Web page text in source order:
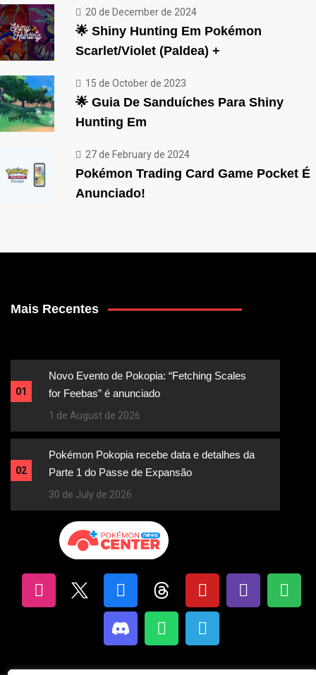
20 de December de 2024
🌟 Shiny Hunting Em Pokémon
Scarlet/Violet (Paldea) +
15 de October de 2023
🌟 Guia De Sanduíches Para Shiny
Hunting Em
27 de February de 2024
Pokémon Trading Card Game Pocket É
Anunciado!
Mais Recentes
01
Novo Evento de Pokopia: “Fetching Scales
for Feebas” é anunciado
1 de August de 2026
02
Pokémon Pokopia recebe data e detalhes da
Parte 1 do Passe de Expansão
30 de July de 2026